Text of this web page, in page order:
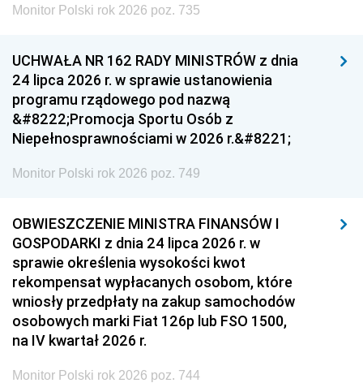
Monitor Polski rok 2026 poz. 735
UCHWAŁA NR 162 RADY MINISTRÓW z dnia
24 lipca 2026 r. w sprawie ustanowienia
programu rządowego pod nazwą
&#8222;Promocja Sportu Osób z
Niepełnosprawnościami w 2026 r.&#8221;
Monitor Polski rok 2026 poz. 749
OBWIESZCZENIE MINISTRA FINANSÓW I
GOSPODARKI z dnia 24 lipca 2026 r. w
sprawie określenia wysokości kwot
rekompensat wypłacanych osobom, które
wniosły przedpłaty na zakup samochodów
osobowych marki Fiat 126p lub FSO 1500,
na IV kwartał 2026 r.
Monitor Polski rok 2026 poz. 744